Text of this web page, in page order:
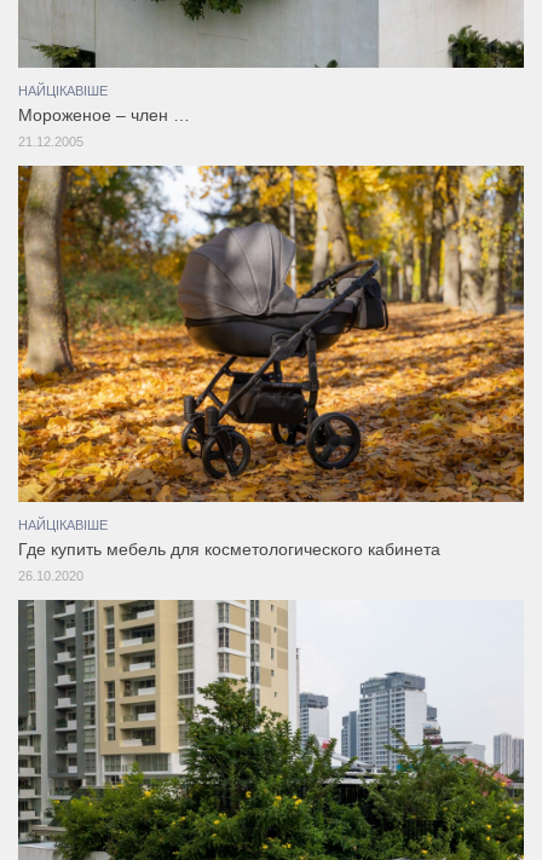
НАЙЦІКАВІШЕ
Мороженое – член …
21.12.2005
НАЙЦІКАВІШЕ
Где купить мебель для косметологического кабинета
26.10.2020